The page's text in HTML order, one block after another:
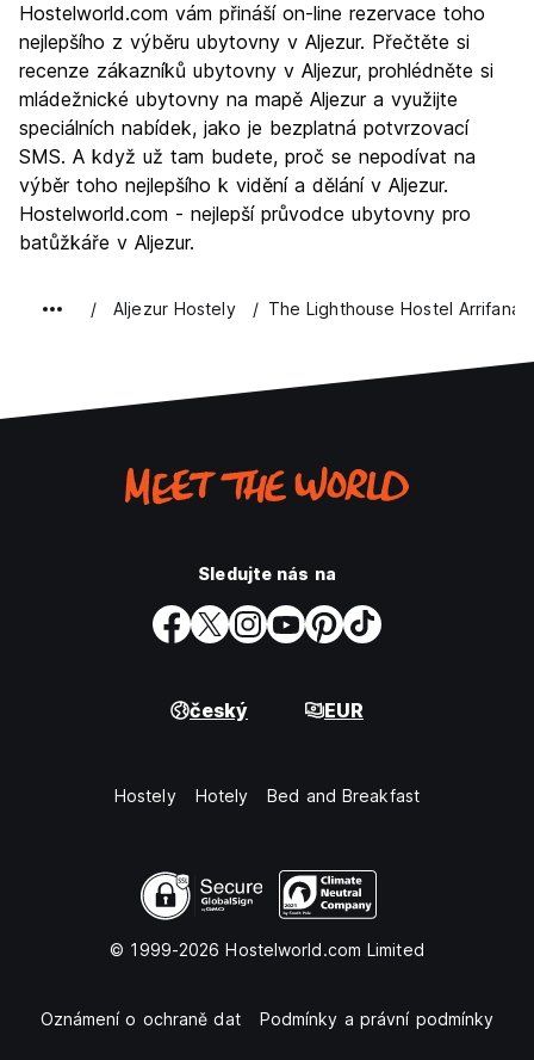
Kultura
6.6
Noční život
4.2
Hodnota za peníze
Hostelworld.com vám přináší on-line rezervace toho
nejlepšího z výběru ubytovny v Aljezur. Přečtěte si
recenze zákazníků ubytovny v Aljezur, prohlédněte si
mládežnické ubytovny na mapě Aljezur a využijte
speciálních nabídek, jako je bezplatná potvrzovací
SMS. A když už tam budete, proč se nepodívat na
výběr toho nejlepšího k vidění a dělání v Aljezur.
Hostelworld.com - nejlepší průvodce ubytovny pro
batůžkáře v Aljezur.
Aljezur Hostely The Lighthouse Hostel Arrifana
Sledujte nás na
český EUR
Hostely Hotely Bed and Breakfast
© 1999-2026 Hostelworld.com Limited
Oznámení o ochraně dat Podmínky a právní podmínky